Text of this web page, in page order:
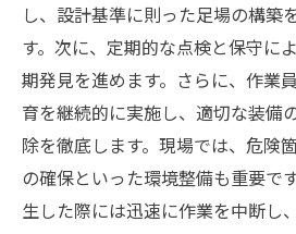
し、設計基準に則った足場の構築
す。次に、定期的な点検と保守に
期発見を進めます。さらに、作業
育を継続的に実施し、適切な装備
除を徹底します。現場では、危険
の確保といった環境整備も重要で
生した際には迅速に作業を中断し